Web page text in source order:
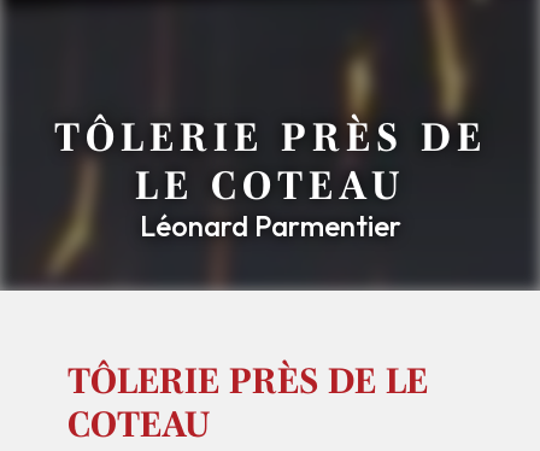
TÔLERIE PRÈS DE
LE COTEAU
Léonard Parmentier
TÔLERIE PRÈS DE LE
COTEAU